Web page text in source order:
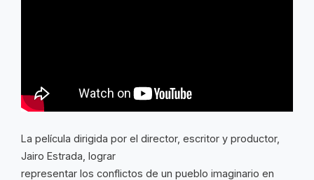
La película dirigida por el director, escritor y productor,
Jairo Estrada, lograr
representar los conflictos de un pueblo imaginario en